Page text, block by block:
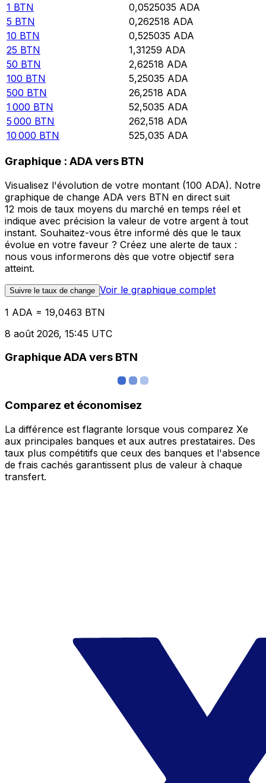
1 BTN 0,0525035 ADA
5 BTN 0,262518 ADA
10 BTN 0,525035 ADA
25 BTN 1,31259 ADA
50 BTN 2,62518 ADA
100 BTN 5,25035 ADA
500 BTN 26,2518 ADA
1 000 BTN 52,5035 ADA
5 000 BTN 262,518 ADA
10 000 BTN 525,035 ADA
Graphique : ADA vers BTN
Visualisez l'évolution de votre montant (100 ADA). Notre
graphique de change ADA vers BTN en direct suit
12 mois de taux moyens du marché en temps réel et
indique avec précision la valeur de votre argent à tout
instant. Souhaitez-vous être informé dès que le taux
évolue en votre faveur ? Créez une alerte de taux :
nous vous informerons dès que votre objectif sera
atteint.
Suivre le taux de change Voir le graphique complet
1 ADA = 19,0463 BTN
8 août 2026, 15:45 UTC
Graphique ADA vers BTN
Comparez et économisez
La différence est flagrante lorsque vous comparez Xe
aux principales banques et aux autres prestataires. Des
taux plus compétitifs que ceux des banques et l'absence
de frais cachés garantissent plus de valeur à chaque
transfert.